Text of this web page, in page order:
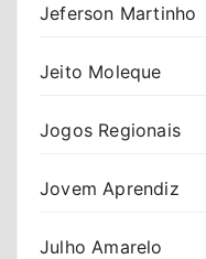
Jeferson Martinho
Jeito Moleque
Jogos Regionais
Jovem Aprendiz
Julho Amarelo